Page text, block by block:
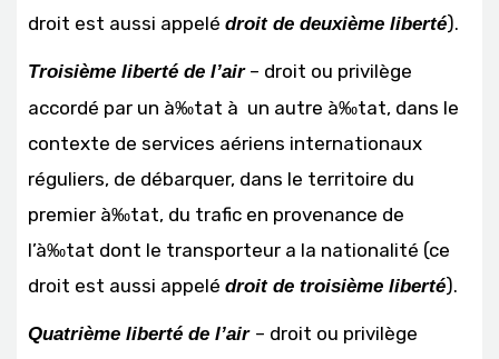
droit est aussi appelé droit de deuxième liberté).
Troisième liberté de l’air– droit ou privilège
accordé par un à‰tat à un autre à‰tat, dans le
contexte de services aériens internationaux
réguliers, de débarquer, dans le territoire du
premier à‰tat, du trafic en provenance de
l’à‰tat dont le transporteur a la nationalité (ce
droit est aussi appelé droit de troisième liberté).
Quatrième liberté de l’air – droit ou privilège